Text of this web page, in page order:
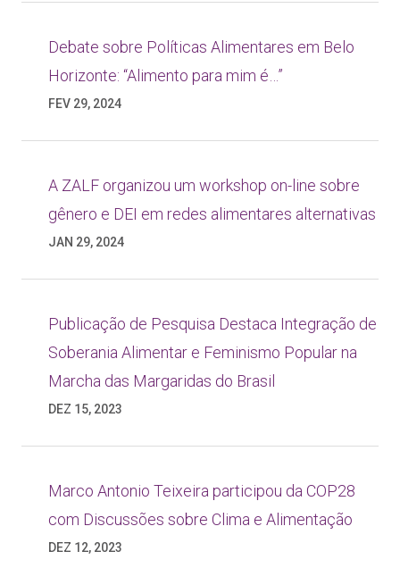
Debate sobre Políticas Alimentares em Belo
Horizonte: “Alimento para mim é…”
FEV 29, 2024
A ZALF organizou um workshop on-line sobre
gênero e DEI em redes alimentares alternativas
JAN 29, 2024
Publicação de Pesquisa Destaca Integração de
Soberania Alimentar e Feminismo Popular na
Marcha das Margaridas do Brasil
DEZ 15, 2023
Marco Antonio Teixeira participou da COP28
com Discussões sobre Clima e Alimentação
DEZ 12, 2023